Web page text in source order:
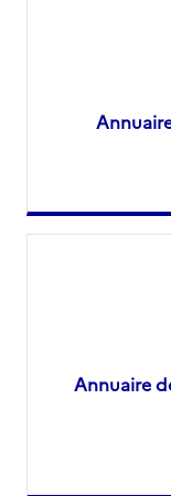
Annuaire